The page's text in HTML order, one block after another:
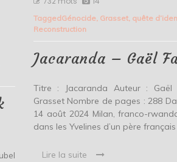
Gaël
TaggedGénocide, Grasset, quête
Reconstruction
Jacaranda – Gaël
Titre : Jacaranda Auteur : Gaël
Grasset Nombre de pages : 288
14 août 2024 Milan, franco-
dans les Yvelines d’un père
Lire la suite